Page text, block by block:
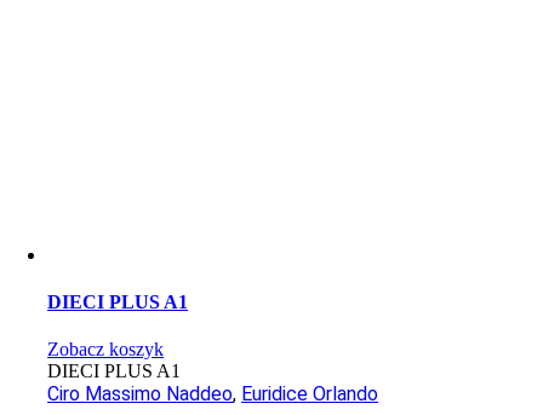
DIECI PLUS A1
Zobacz koszyk
DIECI PLUS A1
Ciro Massimo Naddeo, Euridice Orlando